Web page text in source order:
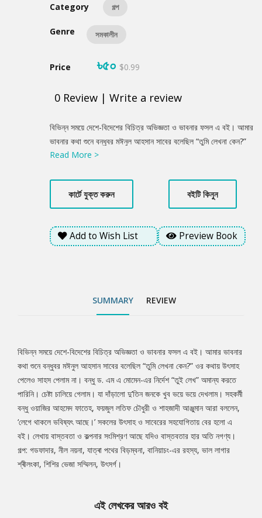
Category গল্প
Genre সমকালীন
Price ৳৫০ $0.99
0 Review | Write a review
Product
Summery
বিভিন্ন সময়ে দেশে-বিদেশের বিচিত্র অভিজ্ঞতা ও ভাবনার ফসল এ বই। আমার
ভাবনার কথা শুনে বন্ধুবর মঈনুল আহসান সাবের বলেছিল “তুমি লেখনা কেন?”
ওর কথায় উৎসাহ পেলেও সাহস পেলাম না। বন্ধু ড. এম এ মোমেন-এর নির্দেশ
জনকে খুব ভয়ে ভয়ে দেখলাম। সহকর্মী বন্ধু ওয়াজির আহমেদ ফাতেহ, ফয়জুল
লতিফ চৌধুরী ও শাহজাদী আঞ্জুমান আরা বললেন, ‘লেগে থাকলে ভবিষ্যৎ
আছে।’ সকলের উৎসাহ ও সাবেরের সহযোগিতায় বের হলো এ বই। লেখায়
বাস্তবতা ও কল্পনার সংমিশ্রণ আছে যদিও বাস্তবতার হার অতি নগণ্য। গল্প:
গডফাদার, নীল নয়না, যাত্ৰা পথের বিড়ম্বনা, বানিয়াচং-এর রহস্য, ভাল লাগার
Read More >
কার্টে যুক্ত করুন বইটি কিনুন
Add to Wish List Preview Book
SUMMARY REVIEW
Tab
Article
বিভিন্ন সময়ে দেশে-বিদেশের বিচিত্র অভিজ্ঞতা ও ভাবনার ফসল এ বই। আমার ভাবনার
কথা শুনে বন্ধুবর মঈনুল আহসান সাবের বলেছিল “তুমি লেখনা কেন?” ওর কথায় উৎসাহ
পেলেও সাহস পেলাম না। বন্ধু ড. এম এ মোমেন-এর নির্দেশ “তুই লেখ” অমান্য করতে
পারিনি। চেষ্টা চালিয়ে গেলাম। যা দাঁড়ালো দু’তিন জনকে খুব ভয়ে ভয়ে দেখলাম। সহকর্মী
বন্ধু ওয়াজির আহমেদ ফাতেহ, ফয়জুল লতিফ চৌধুরী ও শাহজাদী আঞ্জুমান আরা বললেন,
‘লেগে থাকলে ভবিষ্যৎ আছে।’ সকলের উৎসাহ ও সাবেরের সহযোগিতায় বের হলো এ
বই। লেখায় বাস্তবতা ও কল্পনার সংমিশ্রণ আছে যদিও বাস্তবতার হার অতি নগণ্য।
গল্প: গডফাদার, নীল নয়না, যাত্ৰা পথের বিড়ম্বনা, বানিয়াচং-এর রহস্য, ভাল লাগার
শ্ৰীলংকা, শিশির ভেজা সম্মিলন, উৎসর্গ।
এই লেখকের আরও বই